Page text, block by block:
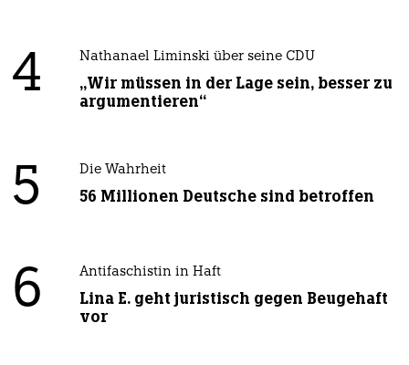
4 Nathanael Liminski über seine CDU
„Wir müssen in der Lage sein, besser zu
argumentieren“
5 Die Wahrheit
56 Millionen Deutsche sind betroffen
6 Antifaschistin in Haft
Lina E. geht juristisch gegen Beugehaft
vor